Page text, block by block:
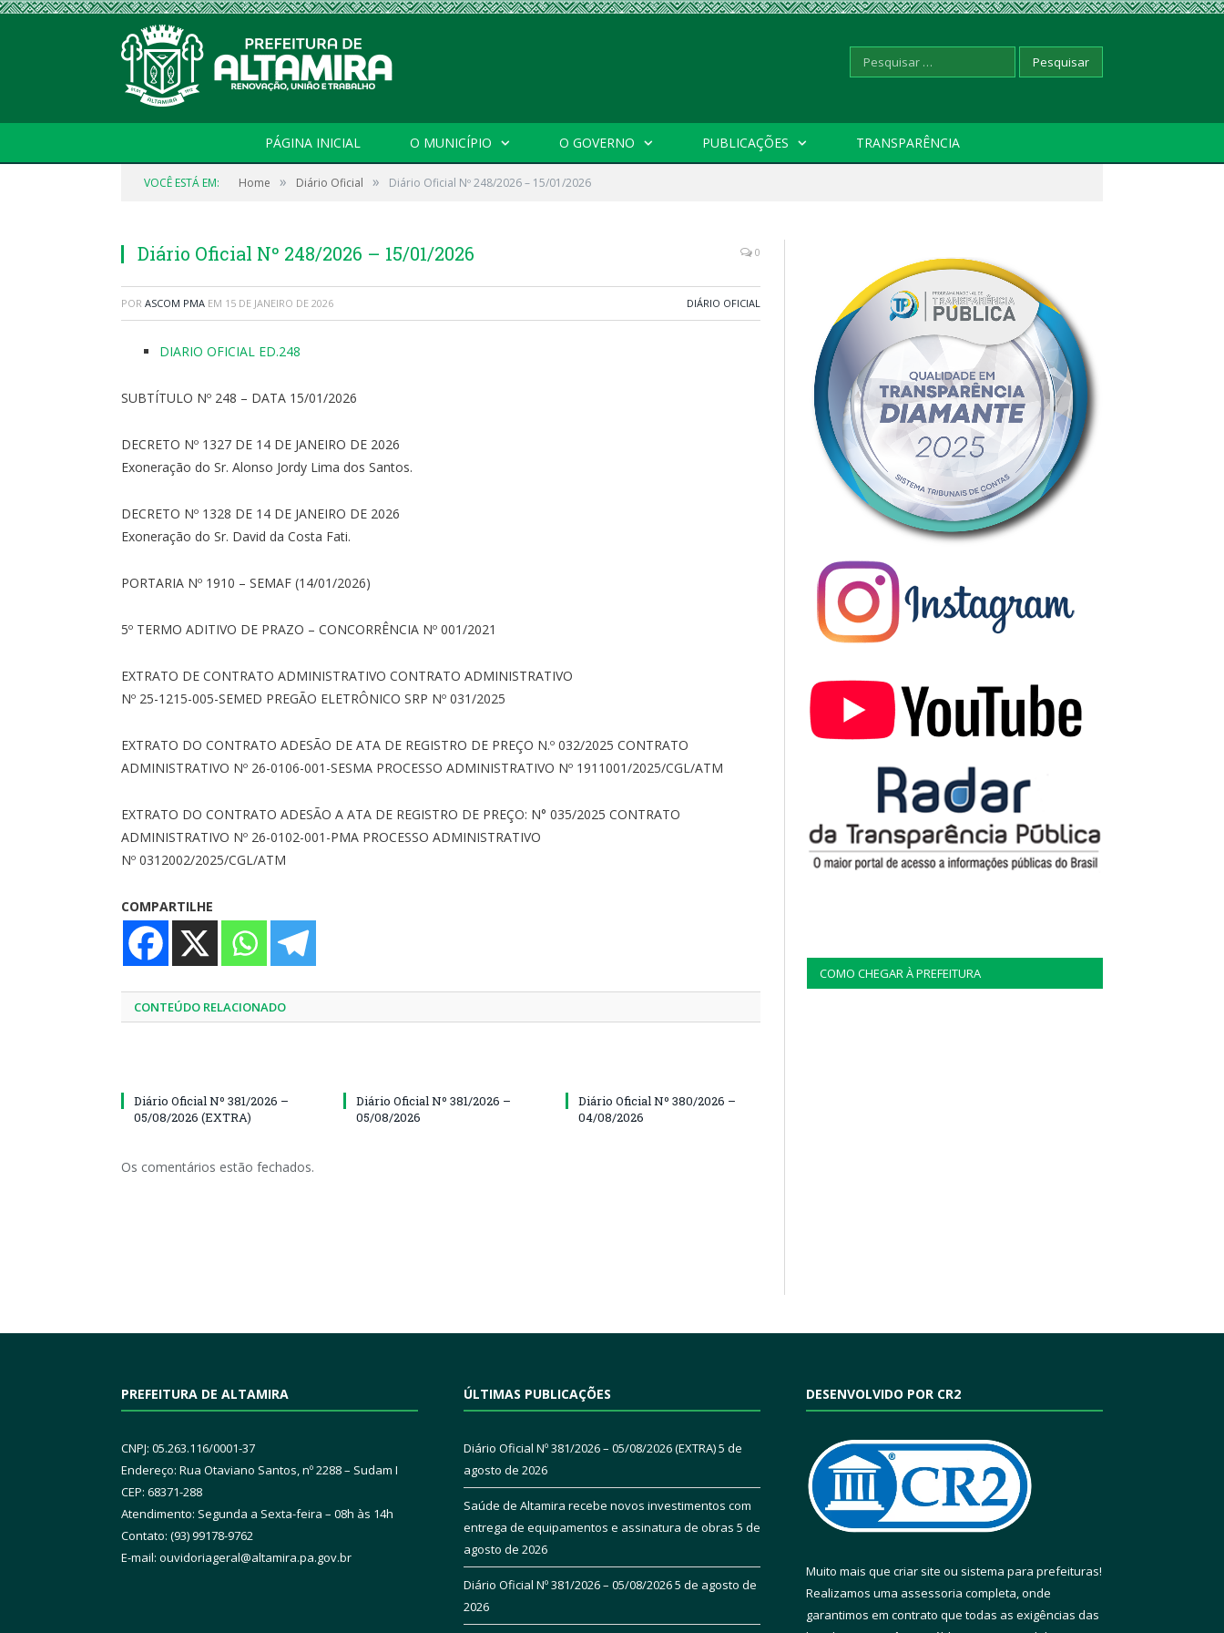
Pesquisar
PÁGINA INICIAL O MUNICÍPIO O GOVERNO PUBLICAÇÕES TRANSPARÊNCIA
VOCÊ ESTÁ EM: Home » Diário Oficial » Diário Oficial Nº 248/2026 – 15/01/2026
Diário Oficial Nº 248/2026 – 15/01/2026 0
POR ASCOM PMA EM 15 DE JANEIRO DE 2026 DIÁRIO OFICIAL
DIARIO OFICIAL ED.248
SUBTÍTULO Nº 248 – DATA 15/01/2026
DECRETO Nº 1327 DE 14 DE JANEIRO DE 2026
Exoneração do Sr. Alonso Jordy Lima dos Santos.
DECRETO Nº 1328 DE 14 DE JANEIRO DE 2026
Exoneração do Sr. David da Costa Fati.
PORTARIA Nº 1910 – SEMAF (14/01/2026)
5º TERMO ADITIVO DE PRAZO – CONCORRÊNCIA Nº 001/2021
EXTRATO DE CONTRATO ADMINISTRATIVO CONTRATO ADMINISTRATIVO
Nº 25-1215-005-SEMED PREGÃO ELETRÔNICO SRP Nº 031/2025
EXTRATO DO CONTRATO ADESÃO DE ATA DE REGISTRO DE PREÇO N.º 032/2025 CONTRATO
ADMINISTRATIVO Nº 26-0106-001-SESMA PROCESSO ADMINISTRATIVO Nº 1911001/2025/CGL/ATM
EXTRATO DO CONTRATO ADESÃO A ATA DE REGISTRO DE PREÇO: N° 035/2025 CONTRATO
ADMINISTRATIVO Nº 26-0102-001-PMA PROCESSO ADMINISTRATIVO
Nº 0312002/2025/CGL/ATM
COMPARTILHE
CONTEÚDO RELACIONADO
Diário Oficial Nº 381/2026 –
05/08/2026 (EXTRA)
Diário Oficial Nº 381/2026 –
05/08/2026
Diário Oficial Nº 380/2026 –
04/08/2026
Os comentários estão fechados.
COMO CHEGAR À PREFEITURA
PREFEITURA DE ALTAMIRA
CNPJ: 05.263.116/0001-37
Endereço: Rua Otaviano Santos, nº 2288 – Sudam I
CEP: 68371-288
Atendimento: Segunda a Sexta-feira – 08h às 14h
Contato: (93) 99178-9762
E-mail: ouvidoriageral@altamira.pa.gov.br
ÚLTIMAS PUBLICAÇÕES
Diário Oficial Nº 381/2026 – 05/08/2026 (EXTRA)5 de
agosto de 2026
Saúde de Altamira recebe novos investimentos com
entrega de equipamentos e assinatura de obras 5 de
agosto de 2026
Diário Oficial Nº 381/2026 – 05/08/20265 de agosto de
2026
DESENVOLVIDO POR CR2
Muito mais que criar site ou sistema para prefeituras!
Realizamos uma assessoria completa, onde
garantimos em contrato que todas as exigências das